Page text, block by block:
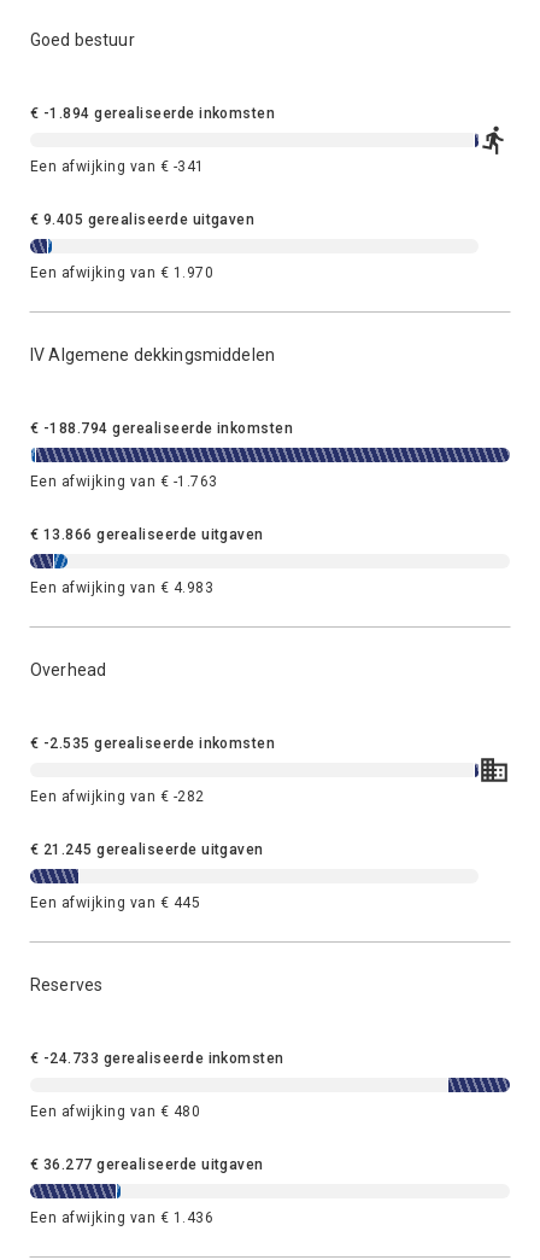
Goed bestuur
€ -1.894 gerealiseerde inkomsten
Een afwijking van € -341
€ 9.405 gerealiseerde uitgaven
Een afwijking van € 1.970
IV Algemene dekkingsmiddelen
€ -188.794 gerealiseerde inkomsten
Een afwijking van € -1.763
€ 13.866 gerealiseerde uitgaven
Een afwijking van € 4.983
Overhead
€ -2.535 gerealiseerde inkomsten
Een afwijking van € -282
€ 21.245 gerealiseerde uitgaven
Een afwijking van € 445
Reserves
€ -24.733 gerealiseerde inkomsten
Een afwijking van € 480
€ 36.277 gerealiseerde uitgaven
Een afwijking van € 1.436